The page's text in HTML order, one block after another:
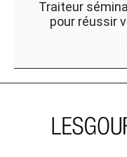
Traiteur
pour réussir